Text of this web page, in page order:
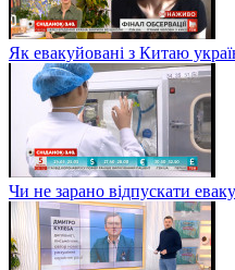
Як евакуйовані з Китаю
Чи не зарано відпускати